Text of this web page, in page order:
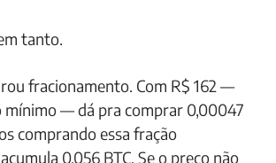
tanto.
fracionamento. Com R$ 162 —
mínimo — dá pra comprar 0,00047
comprando essa fração
0,056 BTC. Se o preço não